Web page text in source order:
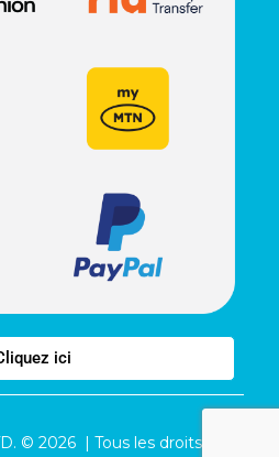
ici
© 2026 | Tous les droits sont